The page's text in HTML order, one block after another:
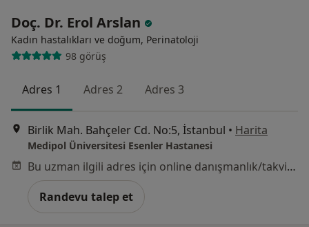
Doç. Dr. Erol Arslan
Kadın hastalıkları ve doğum, Perinatoloji
98 görüş
Adres 1 Adres 2 Adres 3
Birlik Mah. Bahçeler Cd. No:5, İstanbul • Harita
Medipol Üniversitesi Esenler Hastanesi
Bu uzman ilgili adres için online danışmanlık/takvim sunmuyor.
Randevu talep et